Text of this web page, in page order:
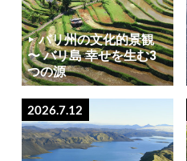
バリ州の文化的景観
〜 バリ島 幸せを生む3
つの源
2026.7.12